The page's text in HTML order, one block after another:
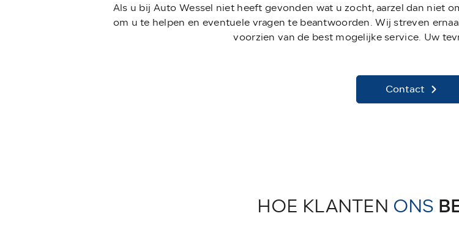
Als u bij Auto Wessel niet heeft gevonden wat u zocht, aarzel dan niet
om u te helpen en eventuele vragen te beantwoorden. Wij streven
voorzien van de best mogelijke service. Uw
Contact
HOE KLANTEN ONS